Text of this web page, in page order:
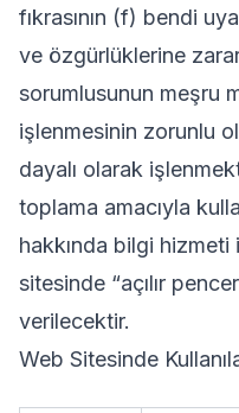
fıkrasının (f) bendi
ve özgürlüklerine
sorumlusunun meşru
işlenmesinin zorunlu
dayalı olarak
toplama amacıyla
hakkında bilgi hizmeti
sitesinde “açılır
verilecektir.
Web Sitesinde